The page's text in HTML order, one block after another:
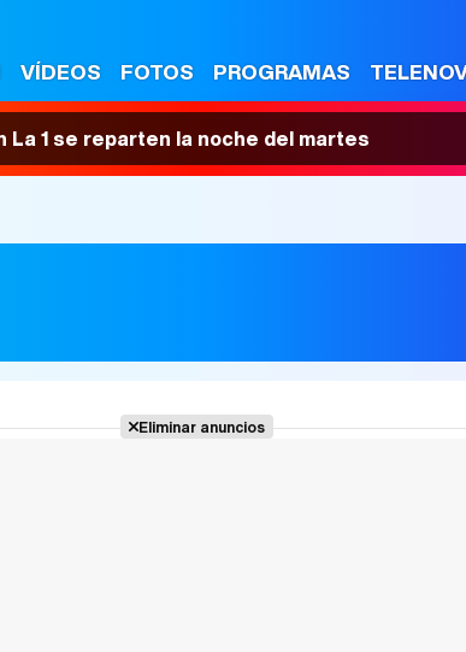
VÍDEOS FOTOS PROGRAMAS
La 1 se reparten la noche del martes
Eliminar anuncios